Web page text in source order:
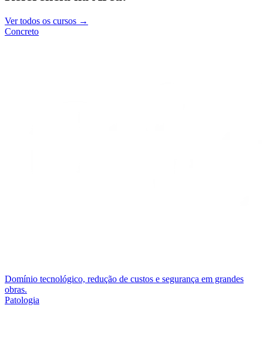
Ver todos os cursos →
Concreto
Domínio tecnológico, redução de custos e segurança em grandes
obras.
Patologia